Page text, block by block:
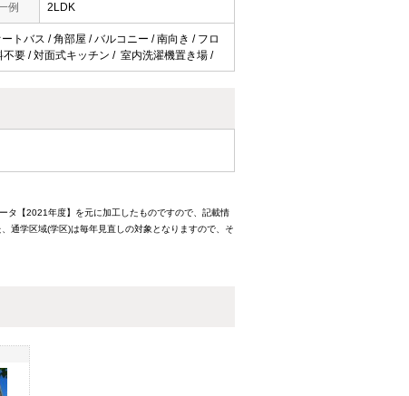
例 2LDK
トバス / 角部屋 / バルコニー / 南向き / フロ
要 / 対面式キッチン / 室内洗濯機置き場 /
タ【2021年度】を元に加工したものですので、記載情
通学区域(学区)は毎年見直しの対象となりますので、そ